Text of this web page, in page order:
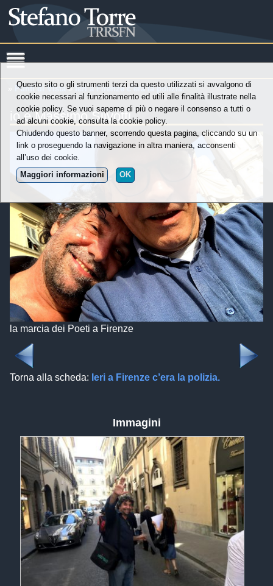
Punti di Vista » Ieri a Firenze c’era la polizia.
io e Massimo Silvotti
la marcia dei Poeti a Firenze
Torna alla scheda: Ieri a Firenze c’era la polizia.
Immagini
Questo sito o gli strumenti terzi da questo utilizzati si avvalgono di
cookie necessari al funzionamento ed utili alle finalità illustrate nella
cookie policy. Se vuoi saperne di più o negare il consenso a tutti o
ad alcuni cookie, consulta la cookie policy.
Chiudendo questo banner, scorrendo questa pagina, cliccando su un
link o proseguendo la navigazione in altra maniera, acconsenti
all’uso dei cookie.
Maggiori informazioni
OK